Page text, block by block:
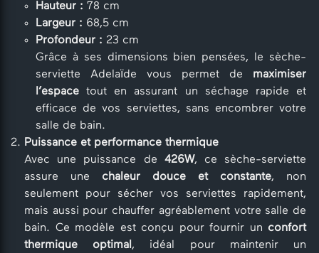
Hauteur : 78 cm
Largeur : 68,5 cm
Profondeur : 23 cm
Grâce à ses dimensions bien pensées, le sèche-
serviette Adelaïde vous permet de maximiser
l’espace tout en assurant un séchage rapide et
efficace de vos serviettes, sans encombrer votre
salle de bain.
Puissance et performance thermique
Avec une puissance de 426W, ce sèche-serviette
assure une chaleur douce et constante, non
seulement pour sécher vos serviettes rapidement,
mais aussi pour chauffer agréablement votre salle de
bain. Ce modèle est conçu pour fournir un confort
thermique optimal, idéal pour maintenir un